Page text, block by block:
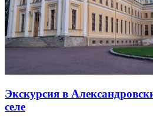
Экскурсия в
селе